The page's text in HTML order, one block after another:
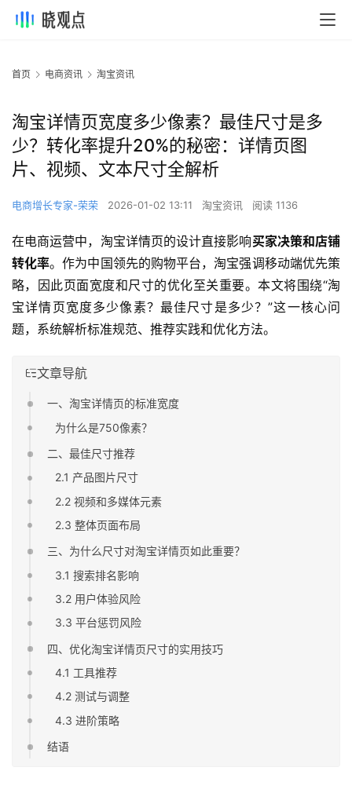
首页 电商资讯 淘宝资讯
淘宝详情页宽度多少像素？最佳尺寸是多
少？转化率提升20%的秘密：详情页图
片、视频、文本尺寸全解析
电商增长专家-荣荣 2026-01-02 13:11 淘宝资讯 阅读 1136
在电商运营中，淘宝详情页的设计直接影响买家决策和店铺
转化率。作为中国领先的购物平台，淘宝强调移动端优先策
略，因此页面宽度和尺寸的优化至关重要。本文将围绕“淘
宝详情页宽度多少像素？最佳尺寸是多少？”这一核心问
题，系统解析标准规范、推荐实践和优化方法。
文章导航
一、淘宝详情页的标准宽度
为什么是750像素？
二、最佳尺寸推荐
2.1 产品图片尺寸
2.2 视频和多媒体元素
2.3 整体页面布局
三、为什么尺寸对淘宝详情页如此重要？
3.1 搜索排名影响
3.2 用户体验风险
3.3 平台惩罚风险
四、优化淘宝详情页尺寸的实用技巧
4.1 工具推荐
4.2 测试与调整
4.3 进阶策略
结语